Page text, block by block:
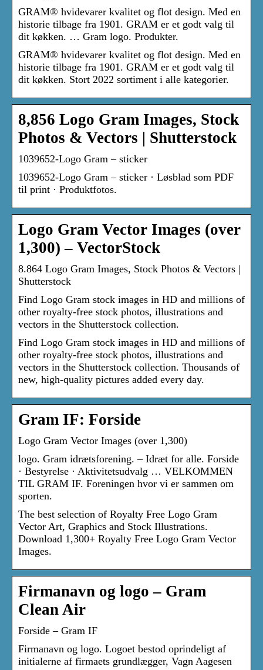
GRAM® hvidevarer kvalitet og flot design. Med en
historie tilbage fra 1901. GRAM er et godt valg til
dit køkken. … Gram logo. Produkter.
GRAM® hvidevarer kvalitet og flot design. Med en
historie tilbage fra 1901. GRAM er et godt valg til
dit køkken. Stort 2022 sortiment i alle kategorier.
8,856 Logo Gram Images, Stock
Photos & Vectors | Shutterstock
1039652-Logo Gram – sticker
1039652-Logo Gram – sticker · Løsblad som PDF
til print · Produktfotos.
Logo Gram Vector Images (over
1,300) – VectorStock
8.864 Logo Gram Images, Stock Photos & Vectors |
Shutterstock
Find Logo Gram stock images in HD and millions of
other royalty-free stock photos, illustrations and
vectors in the Shutterstock collection.
Find Logo Gram stock images in HD and millions of
other royalty-free stock photos, illustrations and
vectors in the Shutterstock collection. Thousands of
new, high-quality pictures added every day.
Gram IF: Forside
Logo Gram Vector Images (over 1,300)
logo. Gram idrætsforening. – Idræt for alle. Forside
· Bestyrelse · Aktivitetsudvalg … VELKOMMEN
TIL GRAM IF. Foreningen hvor vi er sammen om
sporten.
The best selection of Royalty Free Logo Gram
Vector Art, Graphics and Stock Illustrations.
Download 1,300+ Royalty Free Logo Gram Vector
Images.
Firmanavn og logo – Gram
Clean Air
Forside – Gram IF
Firmanavn og logo. Logoet bestod oprindeligt af
initialerne af firmaets grundlægger, Vagn Aagesen